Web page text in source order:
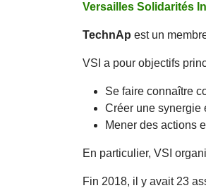
Versailles Solidarités
TechnAp est un
VSI a pour objectifs
Se faire connaître
Créer une synergie
Mener des actions
En particulier, VSI
Fin 2018, il y avait 23